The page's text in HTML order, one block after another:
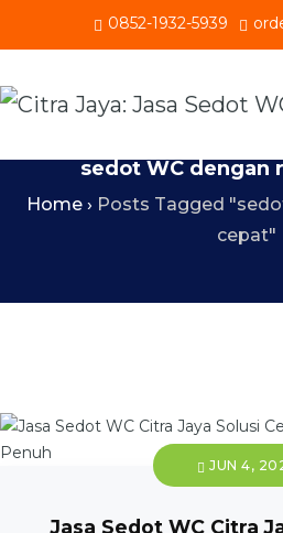
0852-1932-5939
sedot WC dengan
Home › Posts Tagged
cepat"
JUN 4,
Jasa Sedot WC Citra